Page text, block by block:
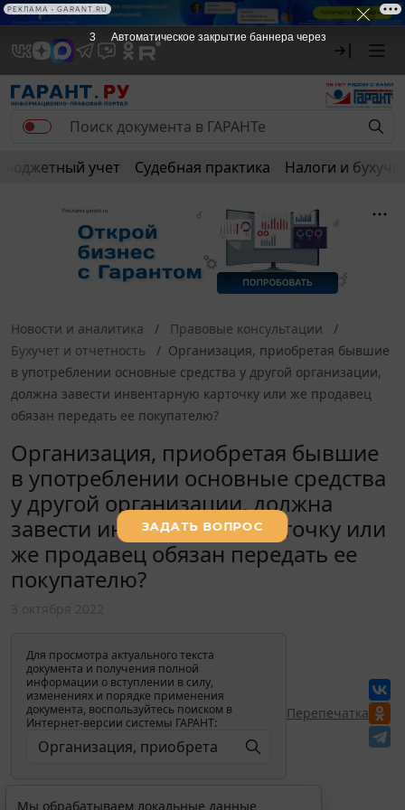
Бюджетный учет Судебная практика Налоги и
Новости и аналитика
Правовые консультации
Бухучет и отчетность
Организация, приобретая бывшие
в употреблении основные средства у другой организации,
должна завести инвентарную карточку или же продавец
обязан передать ее покупателю?
Организация, приобретая бывшие
в употреблении основные средства
у другой организации, должна
завести инвентарную карточку или
же продавец обязан передать ее
покупателю?
Для просмотра актуального текста
документа и получения полной
информации о вступлении в силу,
изменениях и порядке применения
документа, воспользуйтесь поиском в
Интернет-версии системы ГАРАНТ:
Перепечатка
Мы обрабатываем локальные данные
3 Автоматическое закрытие баннера через
РЕКЛАМА • GARANT.RU